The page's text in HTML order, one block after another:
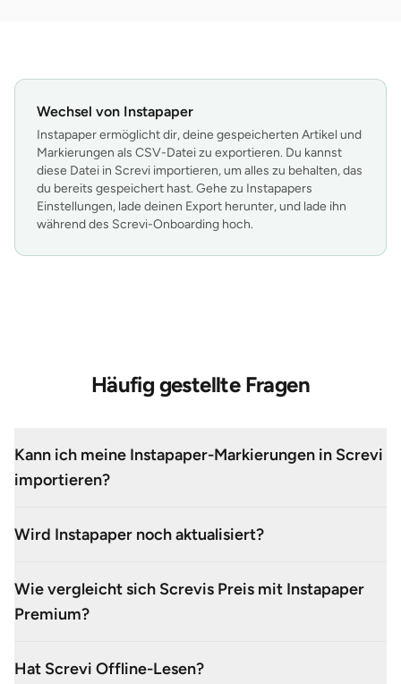
Wechsel von Instapaper
Instapaper ermöglicht dir, deine gespeicherten Artikel und
Markierungen als CSV-Datei zu exportieren. Du kannst
diese Datei in Screvi importieren, um alles zu behalten, das
du bereits gespeichert hast. Gehe zu Instapapers
Einstellungen, lade deinen Export herunter, und lade ihn
während des Screvi-Onboarding hoch.
Häufig gestellte Fragen
Kann ich meine Instapaper-Markierungen in Screvi
importieren?
Wird Instapaper noch aktualisiert?
Wie vergleicht sich Screvis Preis mit Instapaper
Premium?
Hat Screvi Offline-Lesen?